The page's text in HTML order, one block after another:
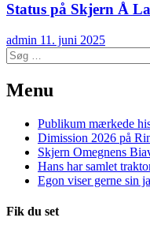
Status på Skjern Å
admin 11. juni 2025
Søg
efter:
Menu
Publikum mærkede
Dimission 2026 på
Skjern Omegnens
Hans har samlet
Egon viser gerne sin
Fik du set